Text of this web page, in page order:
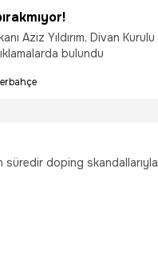
Aziz Yıldırım, Divan Kurulu
bulundu
süredir doping skandallarıyla